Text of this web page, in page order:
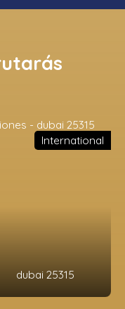
dubai 25315
International